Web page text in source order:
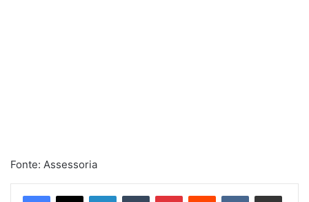
Fonte: Assessoria
LinkedinTumblr PinterestReddit VK Compartilhar via e-mail